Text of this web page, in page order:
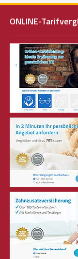
ONLINE-